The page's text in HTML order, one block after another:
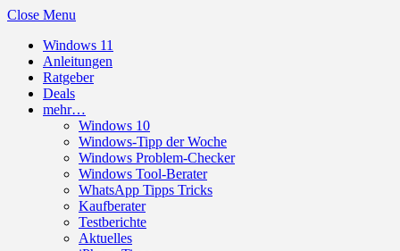
Close Menu
Windows 11
Anleitungen
Ratgeber
Deals
mehr…
Windows 10
Windows-Tipp der Woche
Windows Problem-Checker
Windows Tool-Berater
WhatsApp Tipps Tricks
Kaufberater
Testberichte
Aktuelles